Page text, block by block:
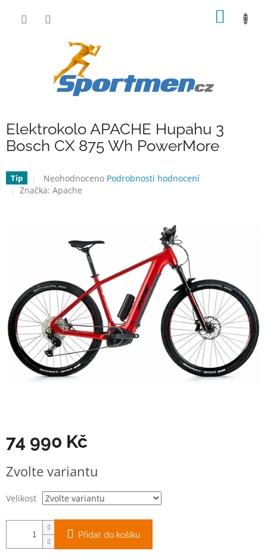
Elektrokolo APACHE Hupahu 3
Bosch CX 875 Wh PowerMore
Tip
Průměrné
hodnocení
Neohodnoceno Podrobnosti hodnocení
Značka: Apache
74 990 Kč
cena:
Zvolte variantu
Velikost
Přidat do košíku